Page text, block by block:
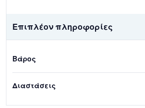
Επιπλέον πληροφορίες
Βάρος
Διαστάσεις